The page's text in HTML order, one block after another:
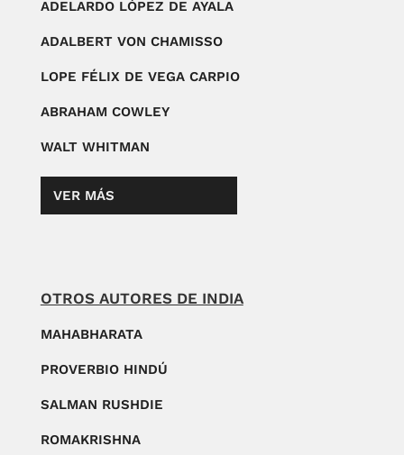
ADELARDO LÓPEZ DE AYALA
ADALBERT VON CHAMISSO
LOPE FÉLIX DE VEGA CARPIO
ABRAHAM COWLEY
WALT WHITMAN
VER MÁS
OTROS AUTORES DE INDIA
MAHABHARATA
PROVERBIO HINDÚ
SALMAN RUSHDIE
ROMAKRISHNA